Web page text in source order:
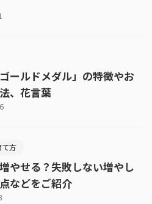
ールドメダル」の特徴やお
、花言葉
て方
やせる？失敗しない増やし
などをご紹介